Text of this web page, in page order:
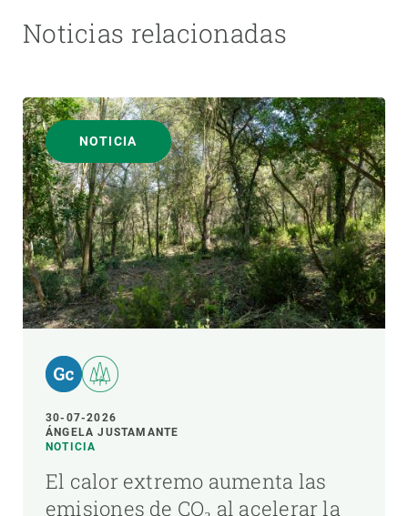
Noticias relacionadas
NOTICIA
30-07-2026
ÁNGELA JUSTAMANTE
NOTICIA
El calor extremo aumenta las
emisiones de CO₂ al acelerar la